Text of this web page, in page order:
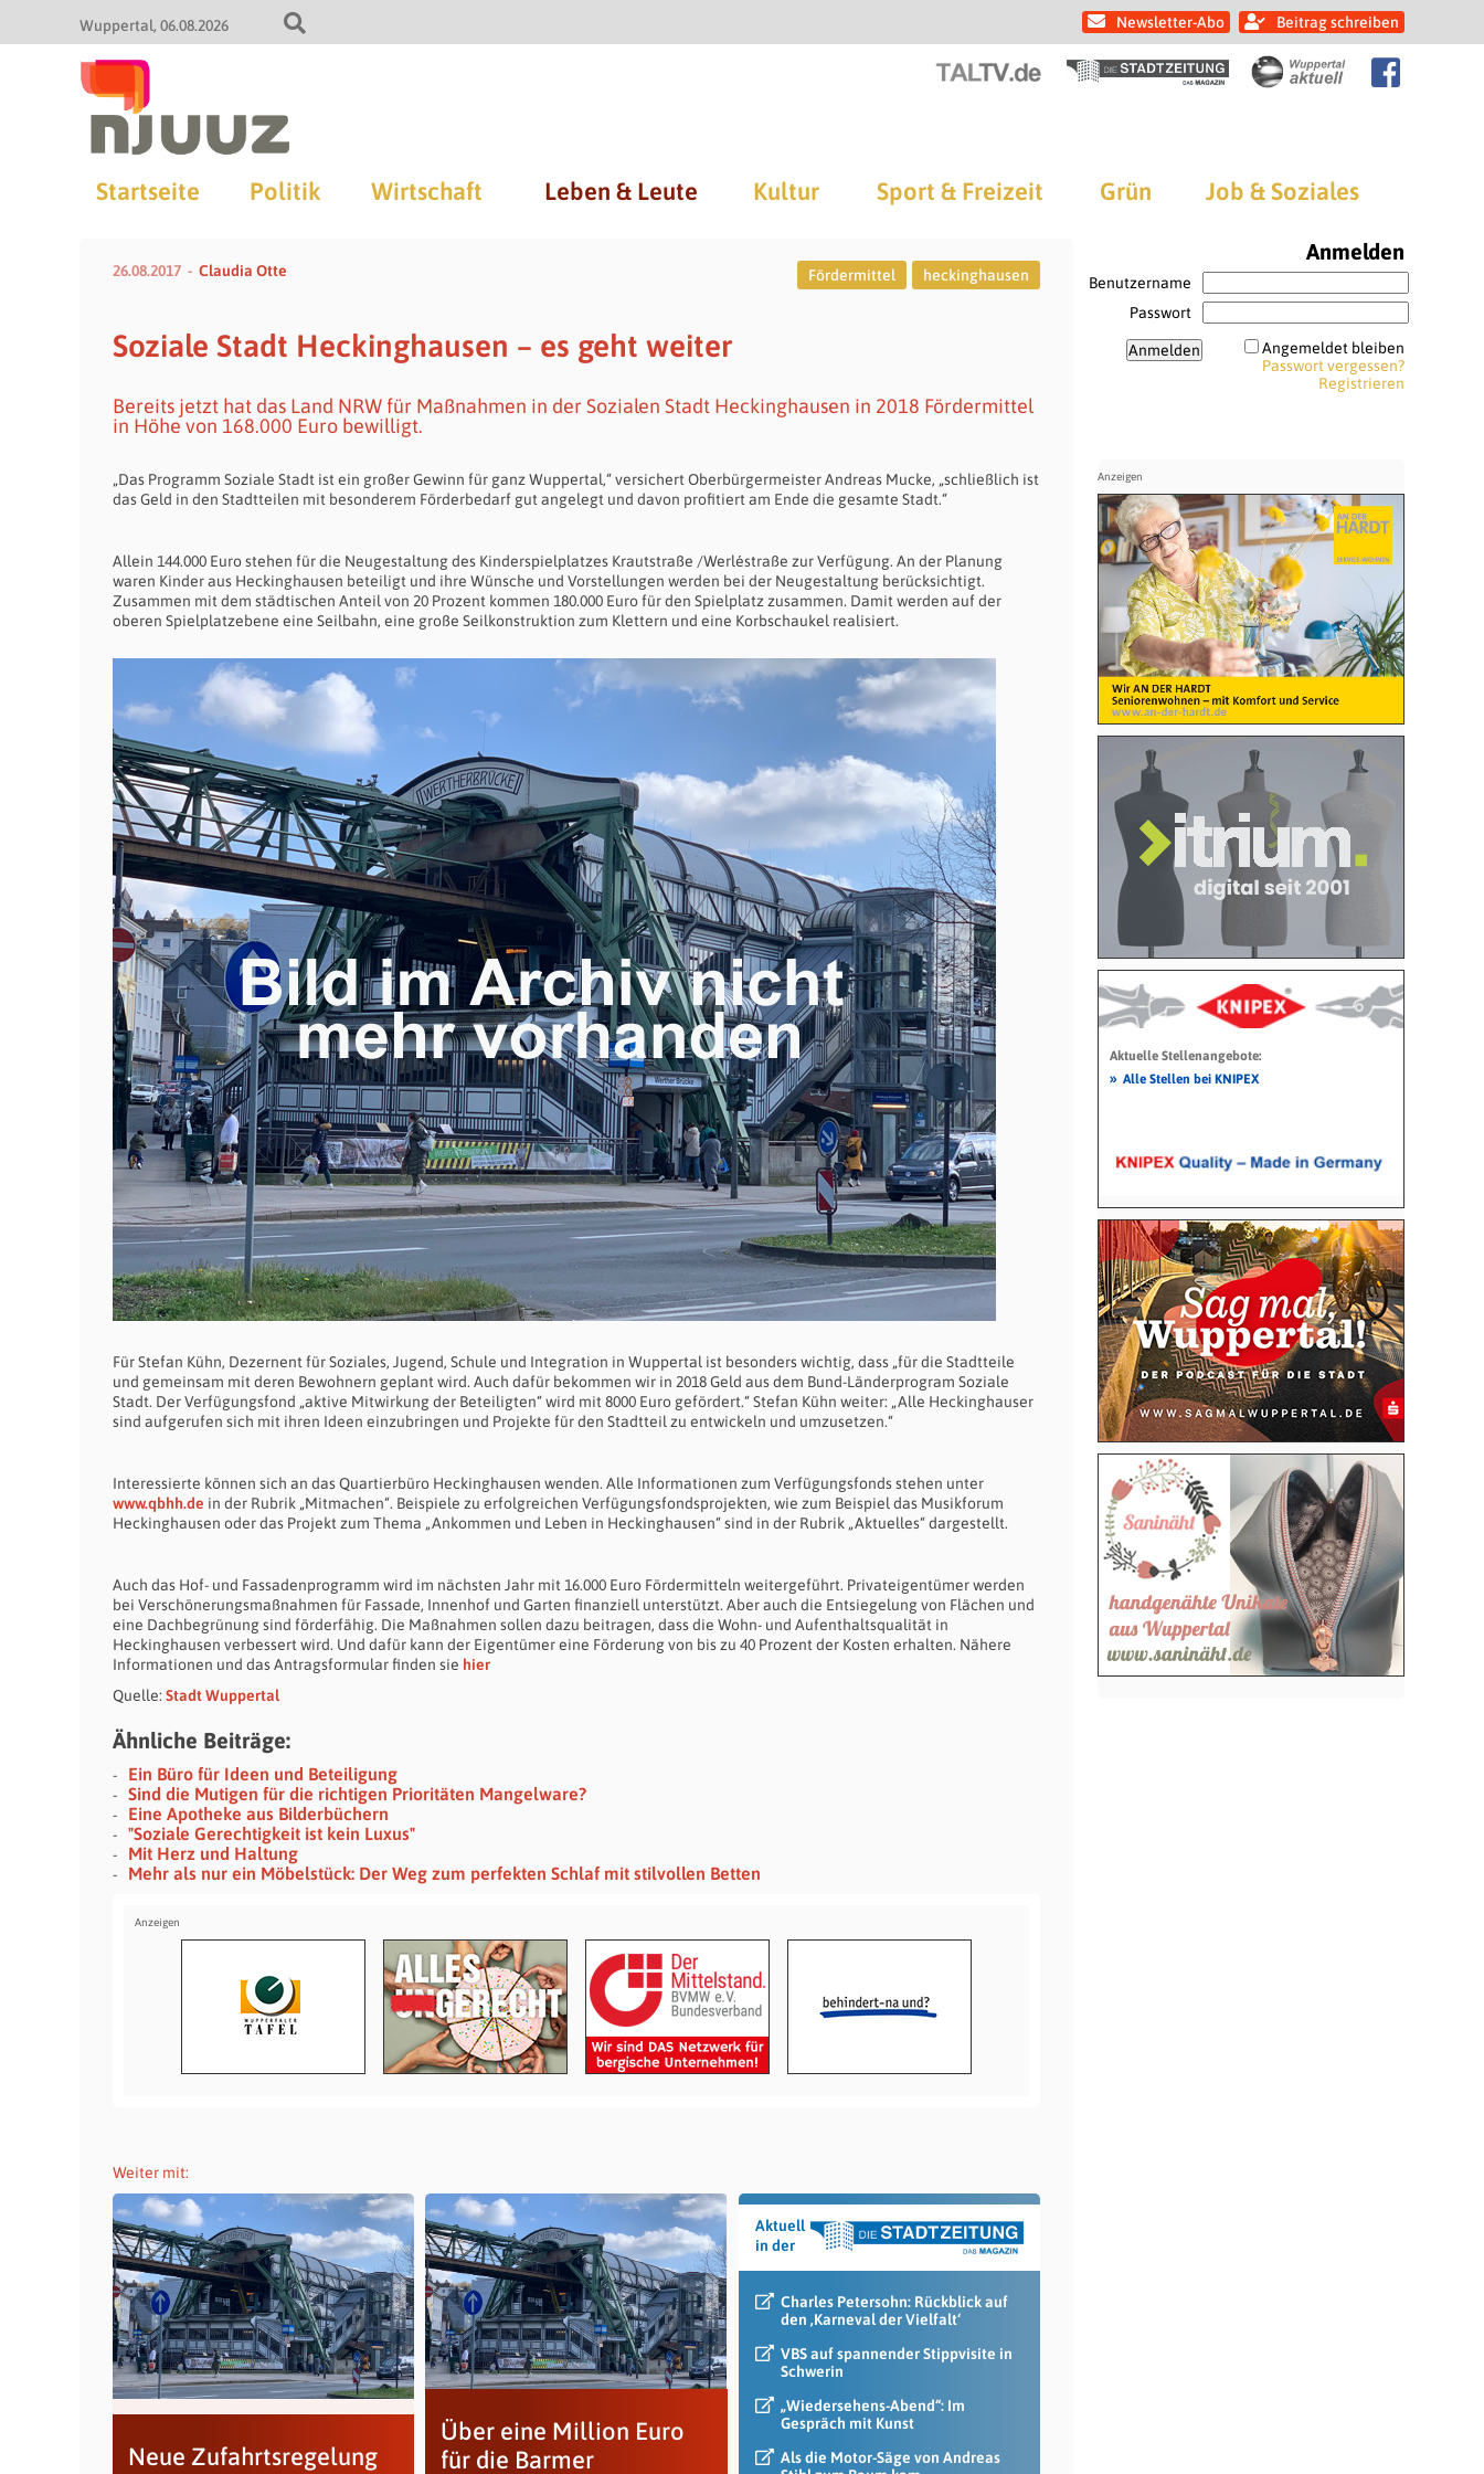
Wuppertal 06.08.2026 Newsletter-Abo Beitrag schreiben
Startseite Politik Wirtschaft Leben & Leute Kultur Sport & Freizeit Grün Job & Soziales
26.08.2017 Claudia Otte Fördermittel heckinghausen
Soziale Stadt Heckinghausen – es geht weiter
Bereits jetzt hat das Land NRW für Maßnahmen in der Sozialen Stadt Heckinghausen in 2018 Fördermittel
in Höhe von 168.000 Euro bewilligt.
„Das Programm Soziale Stadt ist ein großer Gewinn für ganz Wuppertal,“ versichert Oberbürgermeister Andreas Mucke, „schließlich ist
das Geld in den Stadtteilen mit besonderem Förderbedarf gut angelegt und davon profitiert am Ende die gesamte Stadt.“
Allein 144.000 Euro stehen für die Neugestaltung des Kinderspielplatzes Krautstraße /Werléstraße zur Verfügung. An der Planung
waren Kinder aus Heckinghausen beteiligt und ihre Wünsche und Vorstellungen werden bei der Neugestaltung berücksichtigt.
Zusammen mit dem städtischen Anteil von 20 Prozent kommen 180.000 Euro für den Spielplatz zusammen. Damit werden auf der
oberen Spielplatzebene eine Seilbahn, eine große Seilkonstruktion zum Klettern und eine Korbschaukel realisiert.
Für Stefan Kühn, Dezernent für Soziales, Jugend, Schule und Integration in Wuppertal ist besonders wichtig, dass „für die Stadtteile
und gemeinsam mit deren Bewohnern geplant wird. Auch dafür bekommen wir in 2018 Geld aus dem Bund-Länderprogram Soziale
Stadt. Der Verfügungsfond „aktive Mitwirkung der Beteiligten“ wird mit 8000 Euro gefördert.“ Stefan Kühn weiter: „Alle Heckinghauser
sind aufgerufen sich mit ihren Ideen einzubringen und Projekte für den Stadtteil zu entwickeln und umzusetzen.“
Interessierte können sich an das Quartierbüro Heckinghausen wenden. Alle Informationen zum Verfügungsfonds stehen unter
www.qbhh.de in der Rubrik „Mitmachen“. Beispiele zu erfolgreichen Verfügungsfondsprojekten, wie zum Beispiel das Musikforum
Heckinghausen oder das Projekt zum Thema „Ankommen und Leben in Heckinghausen“ sind in der Rubrik „Aktuelles“ dargestellt.
Auch das Hof- und Fassadenprogramm wird im nächsten Jahr mit 16.000 Euro Fördermitteln weitergeführt. Privateigentümer werden
bei Verschönerungsmaßnahmen für Fassade, Innenhof und Garten finanziell unterstützt. Aber auch die Entsiegelung von Flächen und
eine Dachbegrünung sind förderfähig. Die Maßnahmen sollen dazu beitragen, dass die Wohn- und Aufenthaltsqualität in
Heckinghausen verbessert wird. Und dafür kann der Eigentümer eine Förderung von bis zu 40 Prozent der Kosten erhalten. Nähere
Informationen und das Antragsformular finden sie hier
Quelle: Stadt Wuppertal
Ähnliche Beiträge:
Ein Büro für Ideen und Beteiligung
Sind die Mutigen für die richtigen Prioritäten Mangelware?
Eine Apotheke aus Bilderbüchern
"Soziale Gerechtigkeit ist kein Luxus"
Mit Herz und Haltung
Mehr als nur ein Möbelstück: Der Weg zum perfekten Schlaf mit stilvollen Betten
Weiter mit:
Neue Zufahrtsregelung
Über eine Million Euro
für die Barmer
Aktuell
in der
Charles Petersohn: Rückblick auf
den ‚Karneval der Vielfalt‘
VBS auf spannender Stippvisite in
Schwerin
„Wiedersehens-Abend“: Im
Gespräch mit Kunst
Als die Motor-Säge von Andreas
Anmelden
Benutzername
Passwort
Angemeldet bleiben
Passwort vergessen?
Registrieren
Aktuelle Stellenangebote:
» Alle Stellen bei KNIPEX